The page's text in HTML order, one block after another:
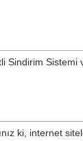
Sindirim Sistemi
ki, internet